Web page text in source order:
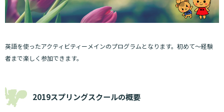
英語を使ったアクティビティーメインのプログラムとなります。初めて～経験
者まで楽しく参加できます。
2019スプリングスクールの概要